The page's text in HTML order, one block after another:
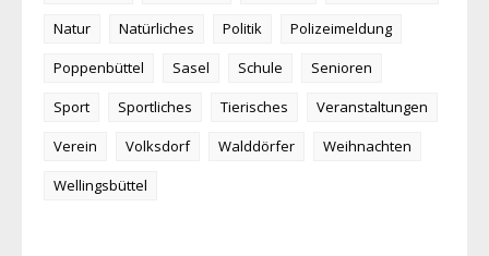
Natur
Natürliches Politik
Polizeimeldung
Poppenbüttel
Sasel Schule
Senioren
Sport
Sportliches Tierisches
Veranstaltungen
Verein
Volksdorf Walddörfer
Weihnachten
Wellingsbüttel